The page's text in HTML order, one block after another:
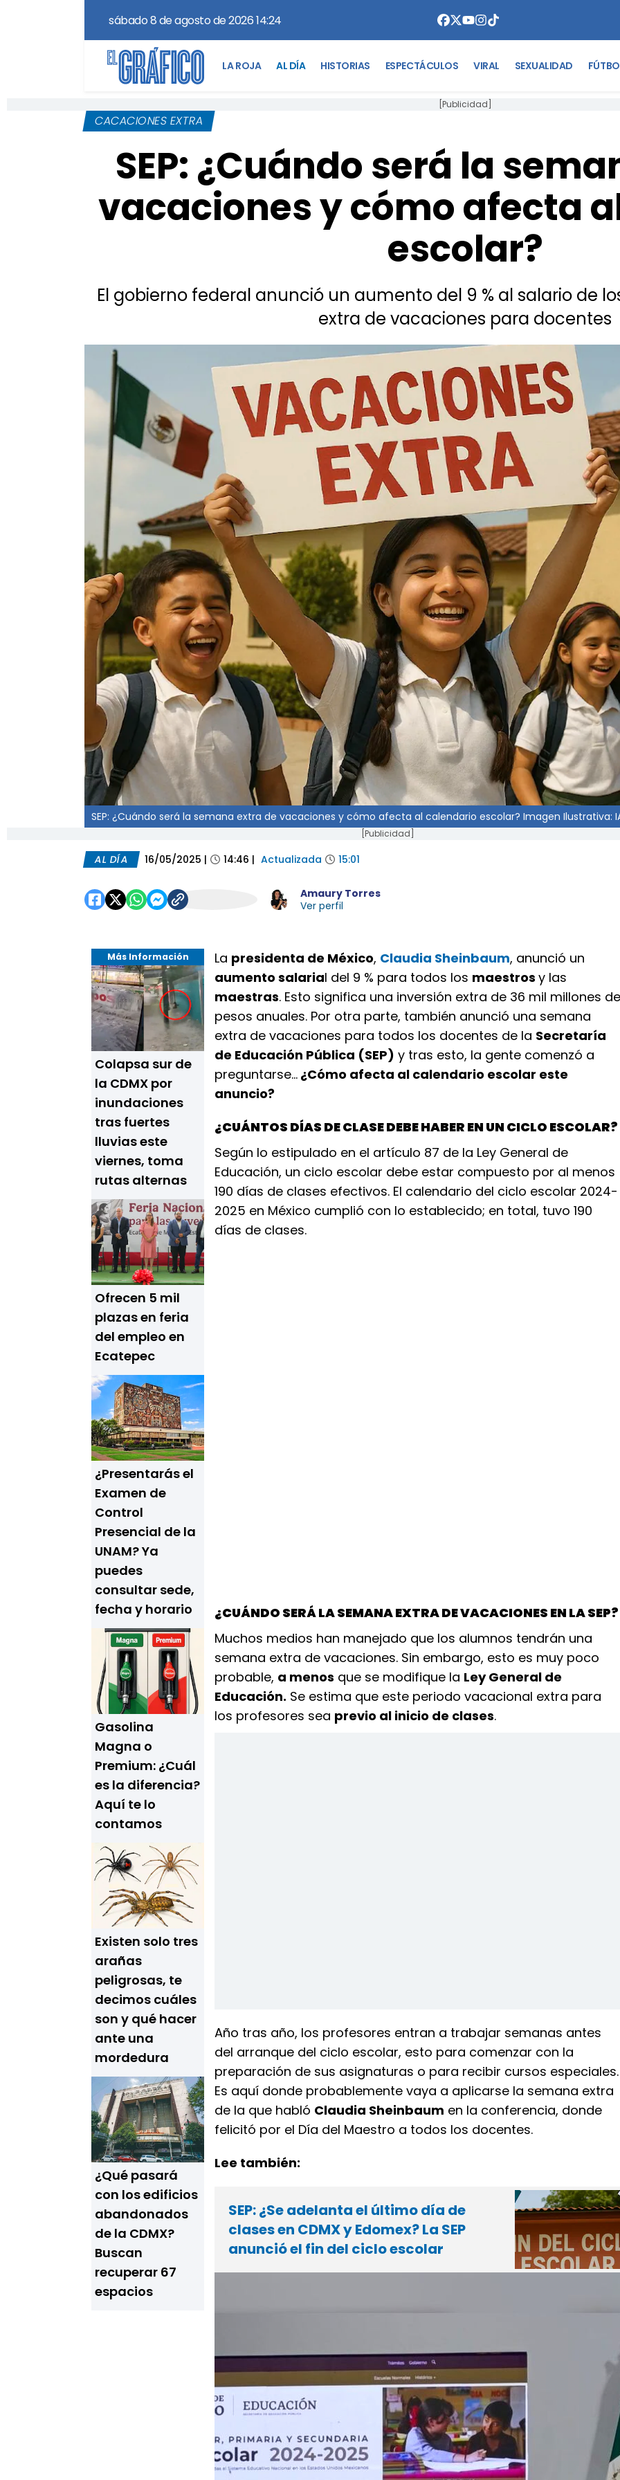
sábado 8 de agosto de 2026 14:24
LA ROJA AL DÍA HISTORIAS ESPECTÁCULOS VIRAL SEXUALIDAD
[Publicidad]
CACACIONES EXTRA
SEP: ¿Cuándo será la
vacaciones y cómo afecta
escolar?
El gobierno federal anunció un aumento del 9 % al salario de
extra de vacaciones para docentes
SEP: ¿Cuándo será la semana extra de vacaciones y cómo afecta al calendario escolar? Imagen Ilustrativa:
[Publicidad]
AL DÍA 16/05/2025 | 14:46 | Actualizada 15:01
Amaury Torres
Ver perfil
Más Información
Colapsa sur de
la CDMX por
inundaciones
tras fuertes
lluvias este
viernes, toma
rutas alternas
Ofrecen 5 mil
plazas en feria
del empleo en
Ecatepec
¿Presentarás el
Examen de
Control
Presencial de la
UNAM? Ya
puedes
consultar sede,
fecha y horario
Gasolina
Magna o
Premium: ¿Cuál
es la diferencia?
Aquí te lo
contamos
Existen solo tres
arañas
peligrosas, te
decimos cuáles
son y qué hacer
ante una
mordedura
¿Qué pasará
con los edificios
abandonados
de la CDMX?
Buscan
recuperar 67
espacios
La presidenta de México, Claudia Sheinbaum, anunció un
aumento salarial del 9 % para todos los maestros y las
maestras. Esto significa una inversión extra de 36 mil millones de
pesos anuales. Por otra parte, también anunció una semana
extra de vacaciones para todos los docentes de la Secretaría
de Educación Pública (SEP) y tras esto, la gente comenzó a
preguntarse... ¿Cómo afecta al calendario escolar este
anuncio?
¿CUÁNTOS DÍAS DE CLASE DEBE HABER EN UN CICLO ESCOLAR?
Según lo estipulado en el artículo 87 de la Ley General de
Educación, un ciclo escolar debe estar compuesto por al menos
190 días de clases efectivos. El calendario del ciclo escolar 2024-
2025 en México cumplió con lo establecido; en total, tuvo 190
días de clases.
¿CUÁNDO SERÁ LA SEMANA EXTRA DE VACACIONES EN LA SEP?
Muchos medios han manejado que los alumnos tendrán una
semana extra de vacaciones. Sin embargo, esto es muy poco
probable, a menos que se modifique la Ley General de
Educación. Se estima que este periodo vacacional extra para
los profesores sea previo al inicio de clases.
Año tras año, los profesores entran a trabajar semanas antes
del arranque del ciclo escolar, esto para comenzar con la
preparación de sus asignaturas o para recibir cursos especiales.
Es aquí donde probablemente vaya a aplicarse la semana extra
de la que habló Claudia Sheinbaum en la conferencia, donde
felicitó por el Día del Maestro a todos los docentes.
Lee también:
SEP: ¿Se adelanta el último día de
clases en CDMX y Edomex? La SEP
anunció el fin del ciclo escolar